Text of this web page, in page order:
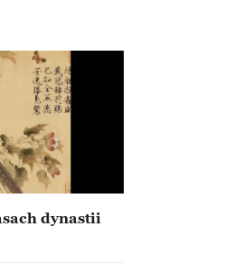
dynastii